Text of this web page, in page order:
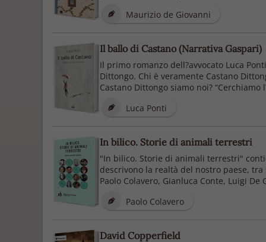
Maurizio de Giovanni
Il ballo di Castano (Narrativa Gaspari)
Il primo romanzo dell?avvocato Luca
Dittongo. Chi è veramente Castano
Castano Dittongo siamo noi?
Luca Ponti
In bilico. Storie di animali terrestri
"In bilico. Storie di animali terrestri"
descrivono la realtà del nostro paese,
Paolo Colavero, Gianluca Conte, Luigi De
Paolo Colavero
David Copperfield